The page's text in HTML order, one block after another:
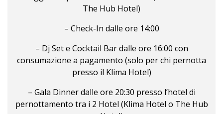
The Hub Hotel)
– Check-In dalle ore 14:00
– Dj Set e Cocktail Bar dalle ore 16:00 con
consumazione a pagamento (solo per chi pernotta
presso il Klima Hotel)
– Gala Dinner dalle ore 20:30 presso l’hotel di
pernottamento tra i 2 Hotel (Klima Hotel o The Hub